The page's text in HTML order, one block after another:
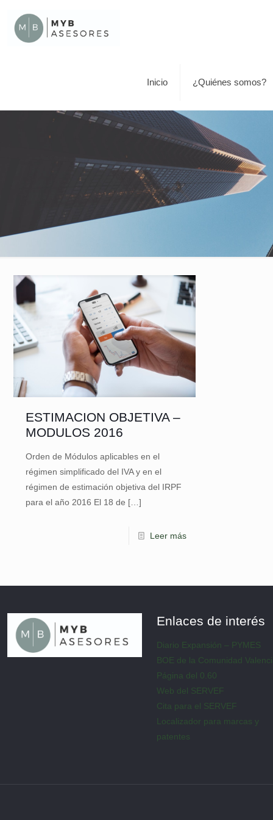
Inicio ¿Quiénes somos?
ESTIMACION OBJETIVA –
MODULOS 2016
Orden de Módulos aplicables en el
régimen simplificado del IVA y en el
régimen de estimación objetiva del IRPF
para el año 2016 El 18 de […]
Leer más
Enlaces de interés
Diario Expansión – PYMES
BOE de la Comunidad
Página del 0.60
Web del SERVEF
Cita para el SERVEF
Localizador para marcas y
patentes